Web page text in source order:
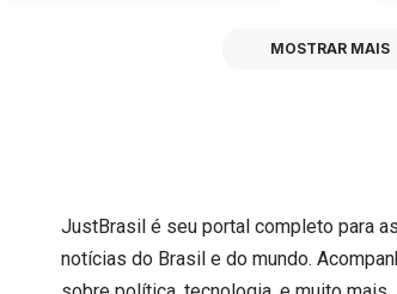
MOSTRAR MAIS
JustBrasil é seu portal completo para
notícias do Brasil e do mundo.